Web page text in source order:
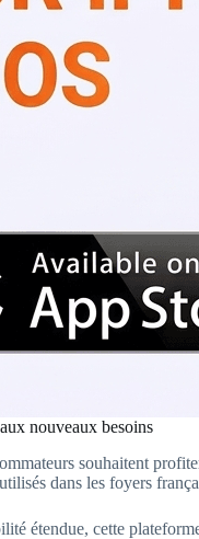
nouveaux besoins
souhaitent
dans les foyers
étendue, cette